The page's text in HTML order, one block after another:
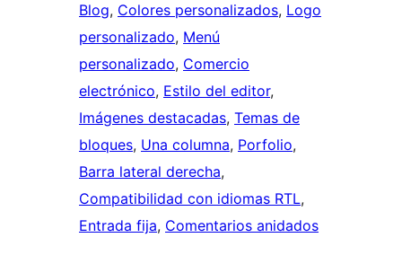
Blog, Colores personalizados, Logo
personalizado, Menú
personalizado, Comercio
electrónico, Estilo del editor
Imágenes destacadas, Temas de
bloques, Una columna, Porfolio
Barra lateral derecha
Compatibilidad con idiomas RTL
Entrada fija, Comentarios anidados